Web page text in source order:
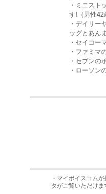
・ミニスト
す!（男性42
・デイリー
ッグとあん
・セイコー
・ファミマ
・セブンの
・ローソン
・マイボイスコムが
タがご覧いただけま